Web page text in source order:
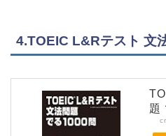
4.TOEIC L&Rテスト 文
題